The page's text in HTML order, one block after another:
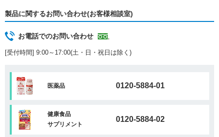
製品に関するお問い合わせ(お客様相談室)
お電話でのお問い合わせ
[受付時間] 9:00～17:00(土・日・祝日は除く)
医薬品 0120-5884-01
健康食品
サプリメント
0120-5884-02